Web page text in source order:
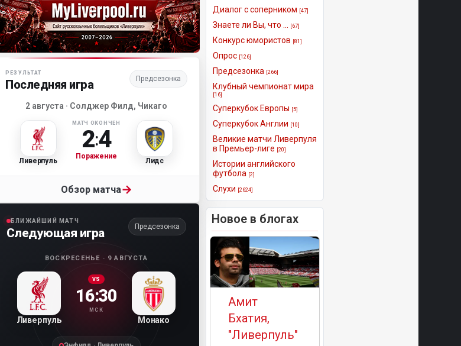
Матч-центр «Ливерпуля»
РЕЗУЛЬТАТ
Последняя игра Предсезонка
2 августа · Солджер Филд, Чикаго
Ливерпуль
МАТЧ ОКОНЧЕН
2:4
Поражение
Лидс
Обзор матча→
БЛИЖАЙШИЙ МАТЧ
Следующая игра Предсезонка
ВОСКРЕСЕНЬЕ · 9 АВГУСТА
Ливерпуль
VS
16:30
МСК
Монако
Диалог с соперником [47]
Знаете ли Вы, что ... [67]
Конкурс юмористов [81]
Опрос [126]
Предсезонка [266]
Клубный чемпионат мира
[16]
Суперкубок Европы [5]
Суперкубок Англии [10]
Великие матчи Ливерпуля
в Премьер-лиге [20]
Истории английского
футбола [2]
Слухи [2624]
Новое в блогах
Амит
Бхатия,
"Ливерпуль"